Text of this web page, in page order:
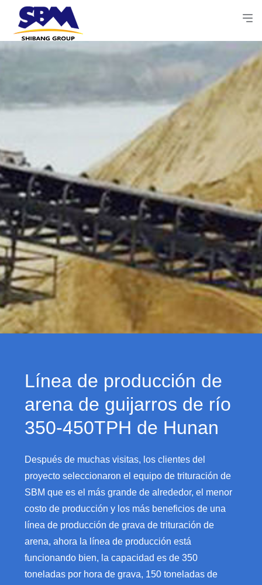
Línea de producción de
arena de guijarros de río
350-450TPH de Hunan
Después de muchas visitas, los clientes del
proyecto seleccionaron el equipo de trituración de
SBM que es el más grande de alrededor, el menor
costo de producción y los más beneficios de una
línea de producción de grava de trituración de
arena, ahora la línea de producción está
funcionando bien, la capacidad es de 350
toneladas por hora de grava, 150 toneladas de